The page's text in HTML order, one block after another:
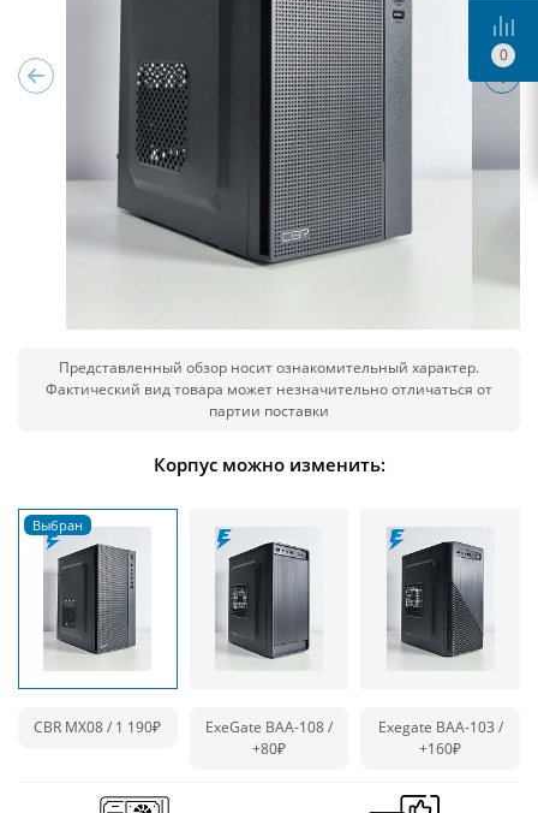
Представленный обзор носит ознакомительный характер.
Фактический вид товара может незначительно отличаться от
партии поставки
Корпус можно изменить:
CBR MX08 / 1 190₽
ExeGate BAA-108 /
+80₽
Exegate BAA-103 /
+160₽
0